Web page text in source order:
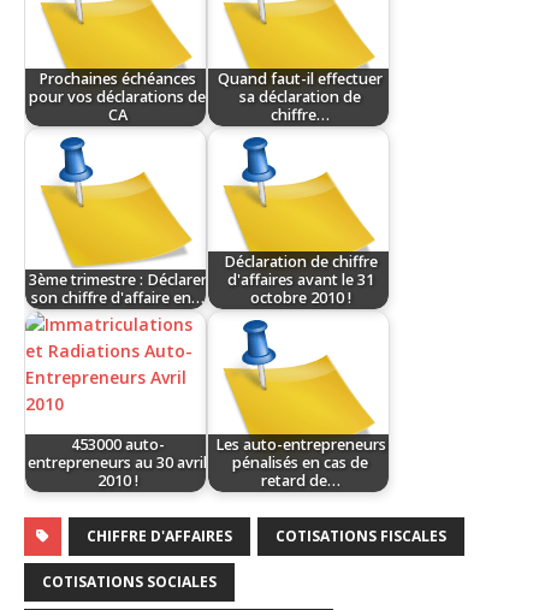
Prochaines échéances
pour vos déclarations de
CA
Quand faut-il effectuer
sa déclaration de
chiffre…
3ème trimestre : Déclarer
son chiffre d'affaire en…
Déclaration de chiffre
d'affaires avant le 31
octobre 2010 !
453000 auto-
entrepreneurs au 30 avril
2010 !
Les auto-entrepreneurs
pénalisés en cas de
retard de…
CHIFFRE D'AFFAIRES COTISATIONS FISCALES
COTISATIONS SOCIALES